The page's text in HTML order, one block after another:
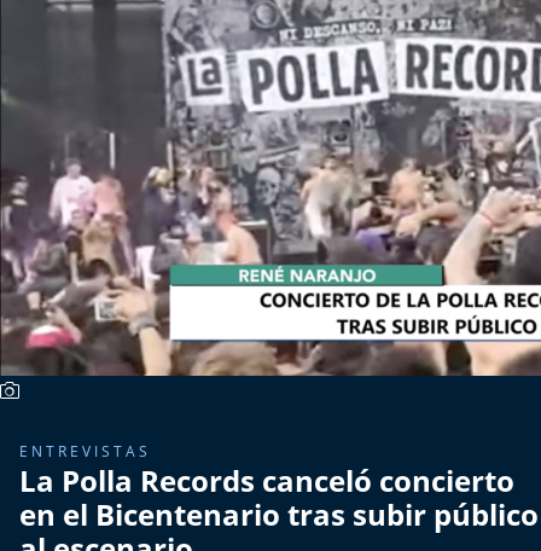
Más de Ti Podcast
Retropop
De Plato en Plato
Los Inestables
Más de 100 Días
Efemérides
Cultura y Espectáculos
ENTREVISTAS
La Polla Records canceló concierto
en el Bicentenario tras subir público